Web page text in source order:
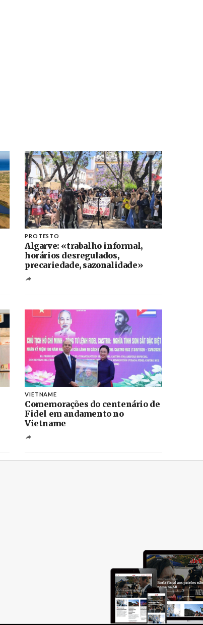
PROTESTO
Algarve: «trabalho informal,
horários desregulados,
precariedade, sazonalidade»
VIETNAME
Comemorações do centenário de
Fidel em andamento no
Vietname